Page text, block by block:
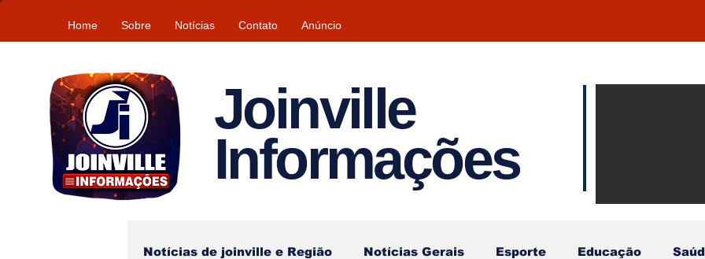
Home Sobre Notícias Contato Anúncio
Joinville
Informações
Notícias de joinville e Região Notícias Gerais Esporte Educação